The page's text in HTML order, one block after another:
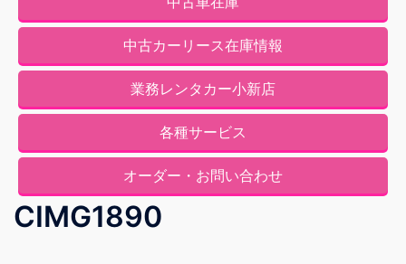
中古カーリース在庫情報
業務レンタカー小新店
各種サービス
オーダー・お問い合わせ
CIMG1890